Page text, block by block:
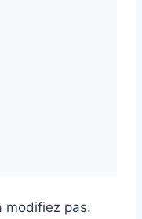
modifiez pas.